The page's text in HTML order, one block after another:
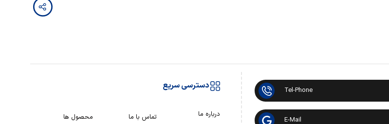
Tel-Phone
E-Mail
دسترسی سریع
درباره ما تماس با ما
محصول ها